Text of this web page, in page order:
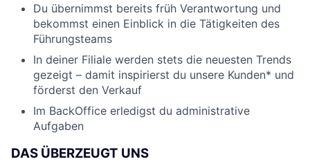
Du übernimmst bereits früh Verantwortung und
bekommst einen Einblick in die Tätigkeiten des
Führungsteams
In deiner Filiale werden stets die neuesten Trends
gezeigt – damit inspirierst du unsere Kunden* und
förderst den Verkauf
Im BackOffice erledigst du administrative
Aufgaben
DAS ÜBERZEUGT UNS